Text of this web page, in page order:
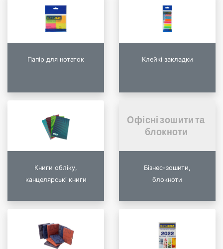
Папір для нотаток Клейкі закладки
Книги обліку,
канцелярські книги
Бізнес-зошити,
блокноти